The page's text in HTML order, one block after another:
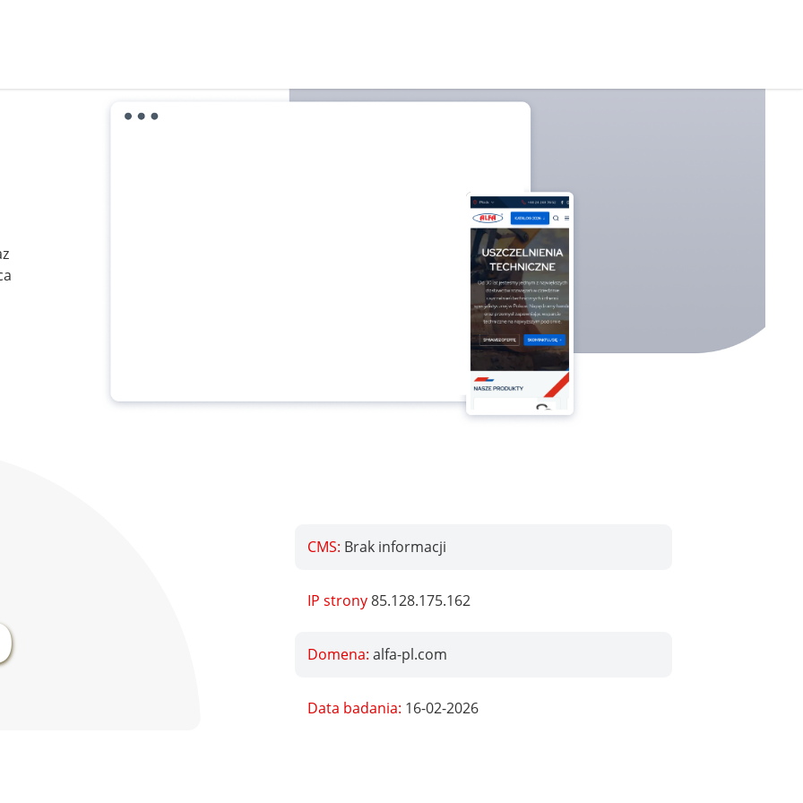
CMS: Brak informacji
IP strony85.128.175.162
Domena: alfa-pl.com
Data badania: 16-02-2026